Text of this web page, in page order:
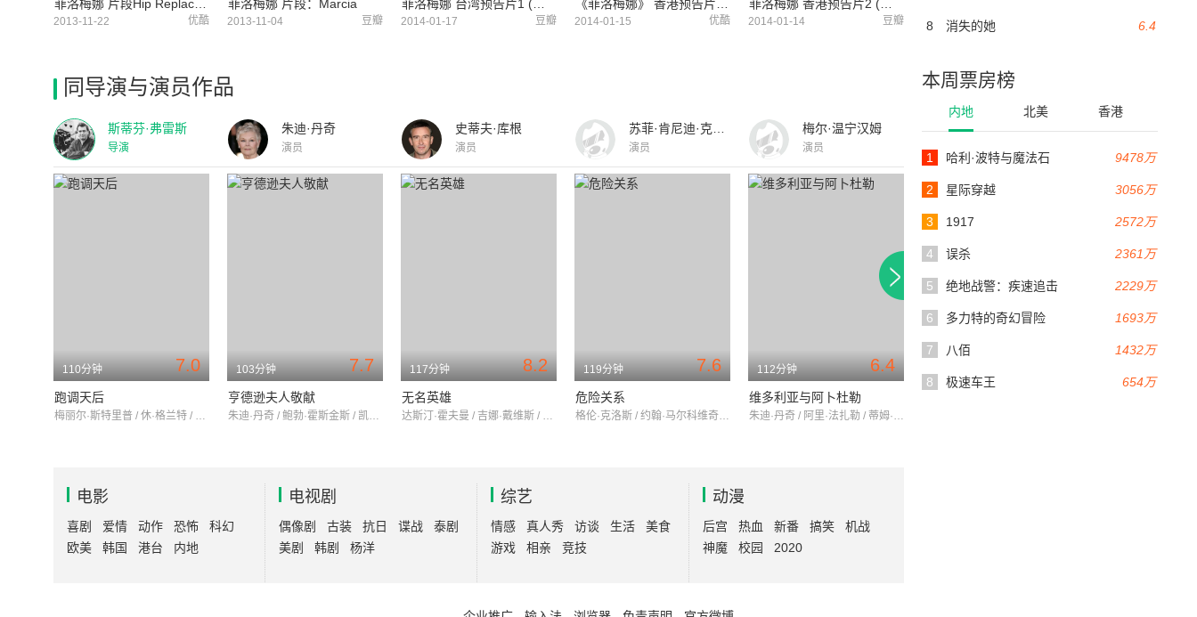
6.4
8 消失的她
本周票房榜
内地 北美 香港
9478万
1 哈利·波特与魔法石
3056万
2 星际穿越
2572万
3 1917
2361万
4 误杀
2229万
5 绝地战警：疾速追击
1693万
6 多力特的奇幻冒险
1432万
7 八佰
654万
8 极速车王
2013-11-22 优酷
菲洛梅娜 片段：Marcia
2013-11-04 豆瓣 2014-01-17 豆瓣 2014-01-15 优酷 2014-01-14 豆瓣
《菲洛梅娜》英国预告片
2014-01-10 2013-11-22
同导演与演员作品
斯蒂芬·弗雷斯
导演
朱迪·丹奇
演员
史蒂夫·库根
演员 演员
梅尔·温宁汉姆
演员
7.0
110分钟
跑调天后
梅丽尔·斯特里普 / 休·格兰特 / 丽贝卡·弗格森
7.7
103分钟
亨德逊夫人敬献
朱迪·丹奇 / 鲍勃·霍斯金斯 / 凯利·蕾莉
8.2
117分钟
无名英雄
达斯汀·霍夫曼 / 吉娜·戴维斯 / 安迪·加西亚
7.6
119分钟
危险关系
格伦·克洛斯 / 约翰·马尔科维奇 / 米歇尔·菲佛
6.4
112分钟
维多利亚与阿卜杜勒
朱迪·丹奇 / 阿里·法扎勒 / 蒂姆·皮戈特-史密斯
电影
喜剧 爱情 动作 恐怖
科幻
欧美
韩国 港台 内地
电视剧
偶像剧 古装 抗日 谍战
泰剧
美剧
韩剧 杨洋
综艺
情感 真人秀 访谈 生活
美食
游戏
相亲 竞技
动漫
后宫 热血 新番 搞笑
机战
神魔
校园 2020